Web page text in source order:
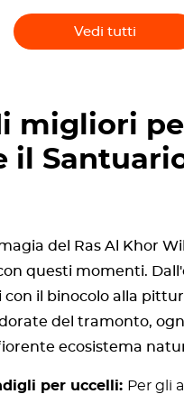
Vedi tutti
migliori
il
del Ras Al Khor
questi momenti.
con il binocolo alla
del tramonto,
ecosistema
per uccelli: Per gli